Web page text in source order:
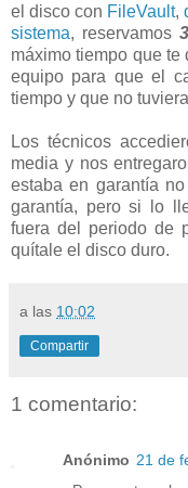
el disco con FileVault,
sistema, reservamos
máximo tiempo que te
equipo para que el
tiempo y que no
Los técnicos
media y nos
estaba en garantía
garantía, pero si lo
fuera del periodo de
quítale el disco duro.
a las 10:02
Compartir
1 comentario:
Anónimo 21 de